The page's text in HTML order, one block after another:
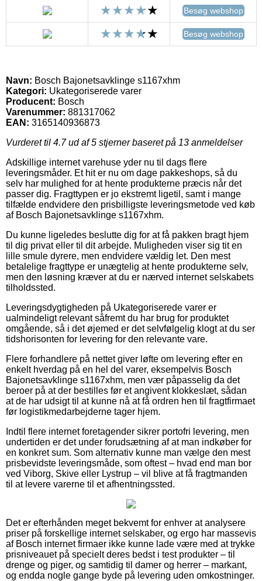
Besøg webshop
Besøg webshop
Navn: Bosch Bajonetsavklinge s1167xhm
Kategori: Ukategoriserede varer
Producent: Bosch
Varenummer: 881317062
EAN: 3165140936873
Vurderet til 4.7ud af 5 stjerner baseret på 13 anmeldelser
Adskillige internet varehuse yder nu til dags flere
leveringsmåder. Et hit er nu om dage pakkeshops, så du
selv har mulighed for at hente produkterne præcis når det
passer dig. Fragttypen er jo ekstremt ligetil, samt i mange
tilfælde endvidere den prisbilligste leveringsmetode ved køb
af Bosch Bajonetsavklinge s1167xhm.
Du kunne ligeledes beslutte dig for at få pakken bragt hjem
til dig privat eller til dit arbejde. Muligheden viser sig tit en
lille smule dyrere, men endvidere vældig let. Den mest
betalelige fragttype er unægtelig at hente produkterne selv,
men den løsning kræver at du er nærved internet selskabets
tilholdssted.
Leveringsdygtigheden på Ukategoriserede varer er
ualmindeligt relevant såfremt du har brug for produktet
omgående, så i det øjemed er det selvfølgelig klogt at du ser
tidshorisonten for levering for den relevante vare.
Flere forhandlere på nettet giver løfte om levering efter en
enkelt hverdag på en hel del varer, eksempelvis Bosch
Bajonetsavklinge s1167xhm, men vær påpasselig da det
beroer på at der bestilles før et angivent klokkeslæt, sådan
at de har udsigt til at kunne nå at få ordren hen til fragtfirmaet
før logistikmedarbejderne tager hjem.
Indtil flere internet foretagender sikrer portofri levering, men
undertiden er det under forudsætning af at man indkøber for
en konkret sum. Som alternativ kunne man vælge den mest
prisbevidste leveringsmåde, som oftest – hvad end man bor
ved Viborg, Skive eller Lystrup – vil blive at få fragtmanden
til at levere varerne til et afhentningssted.
Det er efterhånden meget bekvemt for enhver at analysere
priser på forskellige internet selskaber, og ergo har massevis
af Bosch internet firmaer ikke kunne lade være med at trykke
prisniveauet på specielt deres bedst i test produkter – til
drenge og piger, og samtidig til damer og herrer – markant,
og endda nogle gange byde på levering uden omkostninger.